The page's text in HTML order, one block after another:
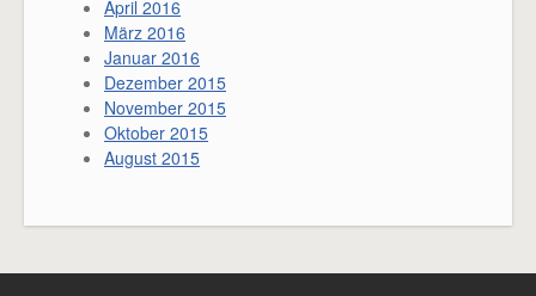
April 2016
März 2016
Januar 2016
Dezember 2015
November 2015
Oktober 2015
August 2015